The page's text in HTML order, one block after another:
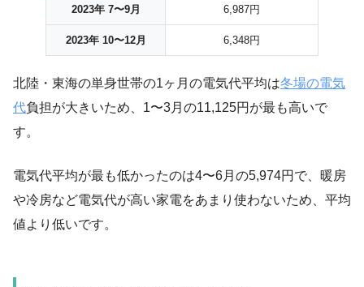
2023年 7〜9月 6,987円
2023年 10〜12月 6,348円
北陸・東海の単身世帯の1ヶ月の電気代平均は冬場の電気
代負担が大きいため、1〜3月の11,125円が最も高いで
す。
電気代平均が最も低かったのは4〜6月の5,974円で、暖房
や冷房など電気代が高い家電をあまり使わないため、平均
値より低いです。